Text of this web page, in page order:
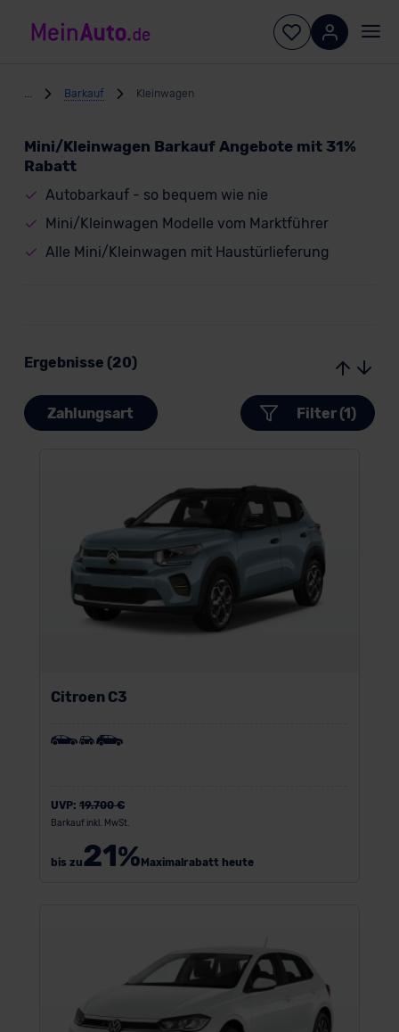
Barkauf Kleinwagen
Mini/Kleinwagen Barkauf Angebote mit 31%
Rabatt
Autobarkauf - so bequem wie nie
Mini/Kleinwagen Modelle vom Marktführer
Alle Mini/Kleinwagen mit Haustürlieferung
Ergebnisse (20)
Zahlungsart Filter (1)
Citroen C3
UVP: 19.700 €
Barkauf inkl. MwSt.
bis zu21%Maximalrabatt heute